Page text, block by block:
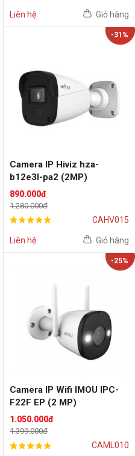
Liên hệ Giỏ hàng
-31%
Camera IP Hiviz hza-
b12e3l-pa2 (2MP)
890.000đ
1.280.000đ
CAHV015
Liên hệ Giỏ hàng
-25%
Camera IP Wifi IMOU IPC-
F22F EP (2 MP)
1.050.000đ
1.399.000đ
CAML010